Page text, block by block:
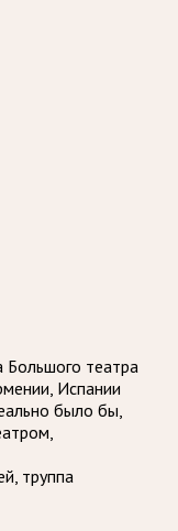
Большого театра
Испании
было бы,
труппа